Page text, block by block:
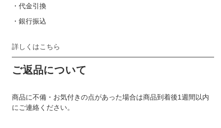
・代金引換
・銀行振込
詳しくはこちら
ご返品について
商品に不備・お気付きの点があった場合は商品到着後1週間以内
にご連絡ください。